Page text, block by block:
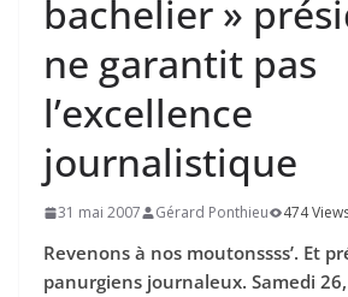
bachelier »
ne garantit pas
l’excellence
journalistique
31 mai 2007 Gérard Ponthieu 474
Revenons à nos moutonssss’. Et
panurgiens journaleux. Samedi 26,